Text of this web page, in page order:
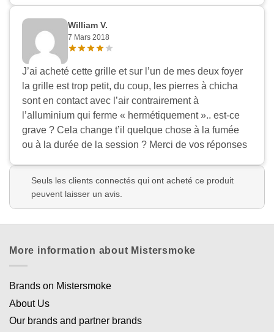
William V.
7 Mars 2018
J’ai acheté cette grille et sur l’un de mes deux foyer
la grille est trop petit, du coup, les pierres à chicha
sont en contact avec l’air contrairement à
l’alluminium qui ferme « hermétiquement ».. est-ce
grave ? Cela change t’il quelque chose à la fumée
ou à la durée de la session ? Merci de vos réponses
Seuls les clients connectés qui ont acheté ce produit
peuvent laisser un avis.
More information about Mistersmoke
Brands on Mistersmoke
About Us
Our brands and partner brands